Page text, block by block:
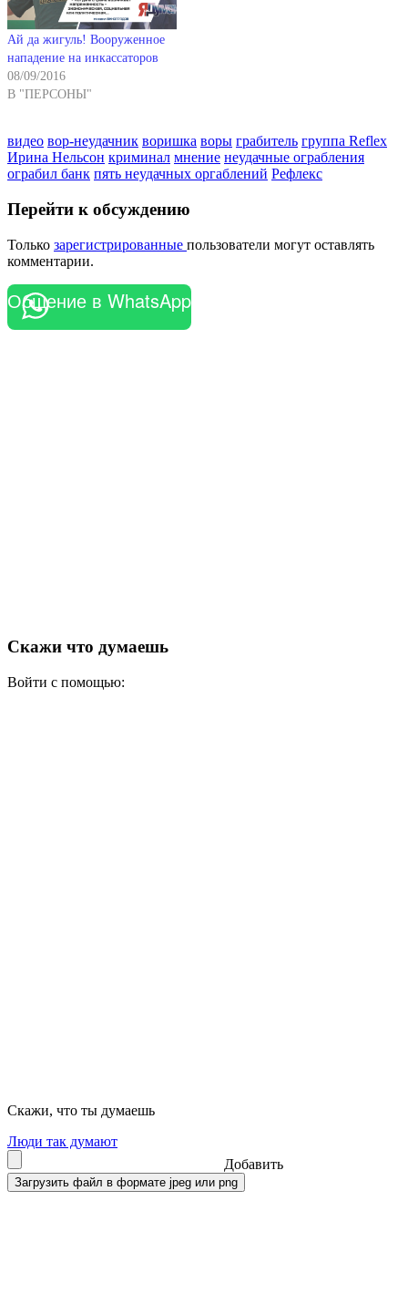
Ай да жигуль! Вооруженное
нападение на инкассаторов
08/09/2016
В "ПЕРСОНЫ"
видео вор-неудачник воришка воры грабитель группа Reflex
Ирина Нельсон криминал мнение неудачные ограбления
ограбил банк пять неудачных оргаблений Рефлекс
Перейти к обсуждению
Только зарегистрированные пользователи могут оставлять
комментарии.
Общение в WhatsApp
Скажи что думаешь
Войти с помощью:
Скажи, что ты думаешь
Люди так думают
Добавить